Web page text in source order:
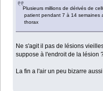
Plusieurs millions de dérivés de
patient pendant 7 à 14 semaines
thorax
Ne s'agit il pas de lésions
suppose à l'endroit de la lésion
La fin a l'air un peu bizarre